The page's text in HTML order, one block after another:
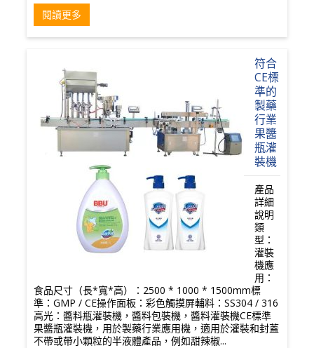
閱讀更多
符合
CE標
準的
製藥
行業
果醬
瓶灌
裝機
產品
詳細
說明
類
型：
灌裝
機應
用：
食品尺寸（長*寬*高）：2500 * 1000 * 1500mm標
準：GMP / CE操作面板：彩色觸摸屏輔料：SS304 / 316
高光：醬料瓶灌裝機，醬料包裝機，醬料灌裝機CE標準
果醬瓶灌裝機，用於製藥行業應用機，適用於灌裝和封蓋
不帶或帶小顆粒的半液體產品，例如甜辣椒...